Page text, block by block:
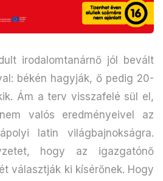
irodalomtanárnő jól bevált
békén hagyják, ő pedig 20-
Ám a terv visszafelé sül el,
valós eredményeivel az
latin világbajnokságra.
hogy az igazgatónő
választják ki kísérőnek. Hogy